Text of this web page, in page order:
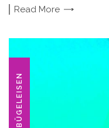
Read More
BÜGELEISEN